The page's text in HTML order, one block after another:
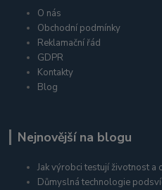
O nás
Obchodní podmínky
Reklamační řád
GDPR
Kontakty
Blog
Nejnovější na blogu
Jak výrobci testují životnost a
Důmyslná technologie